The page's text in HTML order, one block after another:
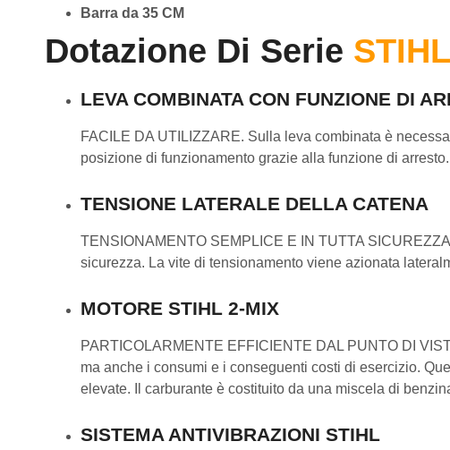
Barra da 35 CM
Dotazione Di Serie STIHL
LEVA COMBINATA CON FUNZIONE DI
FACILE DA UTILIZZARE. Sulla leva combinata è
posizione di funzionamento grazie alla funzione di
TENSIONE LATERALE DELLA CATENA
TENSIONAMENTO SEMPLICE E IN TUTTA
sicurezza. La vite di tensionamento viene azionata
MOTORE STIHL 2-MIX
PARTICOLARMENTE EFFICIENTE DAL PUNTO DI
ma anche i consumi e i conseguenti costi di esercizio.
elevate. Il carburante è costituito da una miscela di
SISTEMA ANTIVIBRAZIONI STIHL